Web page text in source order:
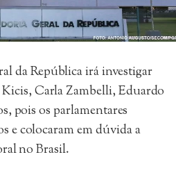
da República irá investigar
Carla Zambelli, Eduardo
pois os parlamentares
e colocaram em dúvida a
no Brasil.